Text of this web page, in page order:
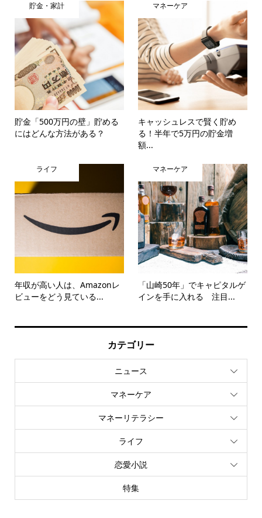
貯金・家計
貯金「500万円の壁」貯める
にはどんな方法がある？
マネーケア
キャッシュレスで賢く貯め
る！半年で5万円の貯金増
額...
ライフ
年収が高い人は、Amazonレ
ビューをどう見ている...
マネーケア
「山崎50年」でキャピタルゲ
インを手に入れる 注目...
カテゴリー
ニュース
マネーケア
マネーリテラシー
ライフ
恋愛小説
特集